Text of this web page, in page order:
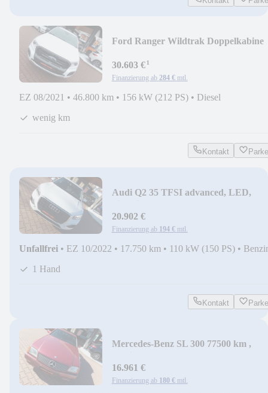
Ford Ranger Wildtrak Doppelkabine
30.603 €¹
Finanzierung ab 284 € mtl.
EZ 08/2021 • 46.800 km • 156 kW (212 PS) • Diesel
wenig km
Kontakt
Audi Q2 35 TFSI advanced, LED,
20.902 €
Finanzierung ab 194 € mtl.
Unfallfrei • EZ 10/2022 • 17.750 km • 110 kW (150 PS) •
1 Hand
Kontakt
Mercedes-Benz SL 300 77500 km ,
16.961 €
Finanzierung ab 180 € mtl.